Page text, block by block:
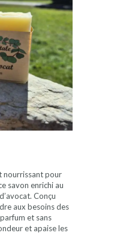
nourrissant pour
savon enrichi au
Conçu
aux besoins des
et sans
et apaise les